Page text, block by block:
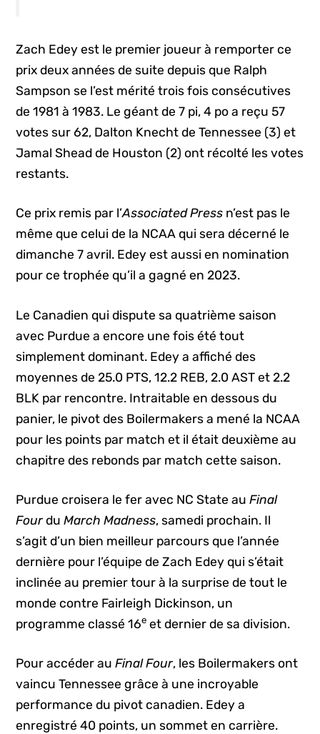
Zach Edey est le premier joueur à remporter ce
prix deux années de suite depuis que Ralph
Sampson se l’est mérité trois fois consécutives
de 1981 à 1983. Le géant de 7 pi, 4 po a reçu 57
votes sur 62, Dalton Knecht de Tennessee (3) et
Jamal Shead de Houston (2) ont récolté les votes
restants.
Ce prix remis par l’Associated Press n’est pas le
même que celui de la NCAA qui sera décerné le
dimanche 7 avril. Edey est aussi en nomination
pour ce trophée qu’il a gagné en 2023.
Le Canadien qui dispute sa quatrième saison
avec Purdue a encore une fois été tout
simplement dominant. Edey a affiché des
moyennes de 25.0 PTS, 12.2 REB, 2.0 AST et 2.2
BLK par rencontre. Intraitable en dessous du
panier, le pivot des Boilermakers a mené la NCAA
pour les points par match et il était deuxième au
chapitre des rebonds par match cette saison.
Purdue croisera le fer avec NC State auFinal
FourduMarch Madness, samedi prochain. Il
s’agit d’un bien meilleur parcours que l’année
dernière pour l’équipe de Zach Edey qui s’était
inclinée au premier tour à la surprise de tout le
monde contre Fairleigh Dickinson, un
programme classé 16e et dernier de sa division.
Pour accéder auFinal Four, les Boilermakers ont
vaincu Tennessee grâce à une incroyable
performance du pivot canadien. Edey a
enregistré 40 points, un sommet en carrière.